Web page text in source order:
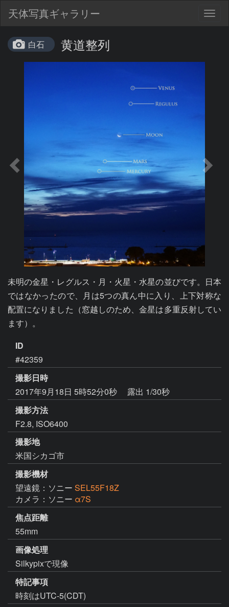
天体写真ギャラリー
白石 黄道整列
未明の金星・レグルス・月・火星・水星の並びです。日本
ではなかったので、月は5つの真ん中に入り、上下対称な
配置になりました（窓越しのため、金星は多重反射してい
ます）。
ID
#42359
撮影日時
2017年9月18日 5時52分0秒
露出 1/30秒
撮影方法
F2.8, ISO6400
撮影地
米国シカゴ市
撮影機材
望遠鏡：ソニー SEL55F18Z
カメラ：ソニー α7S
焦点距離
55mm
画像処理
Silkypixで現像
特記事項
時刻はUTC-5(CDT)